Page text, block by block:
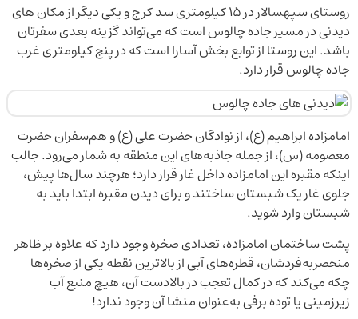
روستای سپهسالار در ۱۵ کیلومتری سد کرج و یکی دیگر از مکان های
دیدنی در مسیر جاده چالوس است که می‌تواند گزینه بعدی سفرتان
باشد. این روستا از توابع بخش آسارا است که در پنج کیلومتری غرب
جاده چالوس قرار دارد.
امامزاده ابراهیم (ع)، از نوادگان حضرت علی (ع) و هم‌سفران حضرت
معصومه (س)، از جمله جاذبه‌های این منطقه به شمار می‌رود. جالب
اینکه مقبره این امامزاده داخل غار قرار دارد؛ هرچند سال‌ها پیش،
جلوی غار یک شبستان ساختند و برای دیدن مقبره ابتدا باید به
شبستان وارد شوید.
پشت ساختمان امامزاده، تعدادی صخره وجود دارد که علاوه بر ظاهر
منحصربه‌فردشان، قطره‌های آبی از بالاترین نقطه یکی از صخره‌ها
چکه می‌کند که در کمال تعجب در بالادست آن، هیچ منبع آب
زیرزمینی یا توده برفی به‌عنوان منشا آن وجود ندارد!